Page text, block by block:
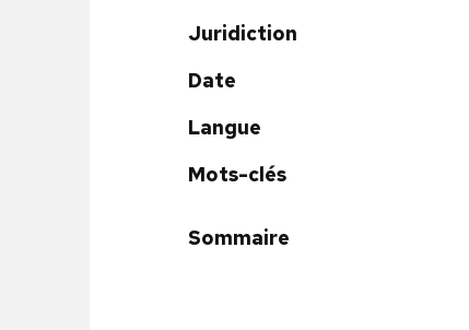
Juridiction
Date
Langue
Mots-clés
Sommaire